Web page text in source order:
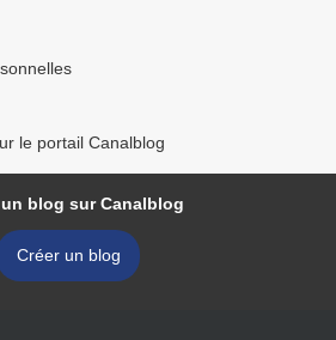
le portail Canalblog
un blog sur Canalblog
Créer un blog